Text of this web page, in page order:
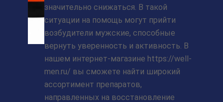
значительно снижаться. В такой
ситуации на помощь могут прийти
возбудители мужские, способные
вернуть уверенность и активность. В
нашем интернет-магазине https://well-
men.ru/ вы сможете найти широкий
ассортимент препаратов,
направленных на восстановление